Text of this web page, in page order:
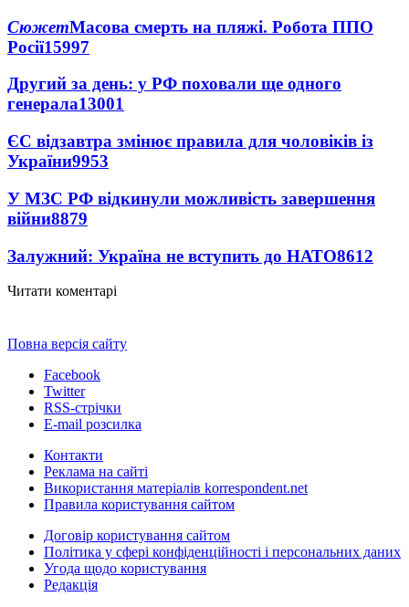
СюжетМасова смерть на пляжі. Робота ППО
Росії15997
Другий за день: у РФ поховали ще одного
генерала13001
ЄС відзавтра змінює правила для чоловіків із
України9953
У МЗС РФ відкинули можливість завершення
війни8879
Залужний: Україна не вступить до НАТО8612
Читати коментарі
Повна версія сайту
Facebook
Twitter
RSS-стрічки
E-mail розсилка
Контакти
Реклама на сайті
Використання матеріалів korrespondent.net
Правила користування сайтом
Договір користування сайтом
Політика у сфері конфіденційності і персональних даних
Угода щодо користування
Редакція